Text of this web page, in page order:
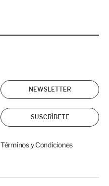
NEWSLETTER
SUSCRÍBETE
Términos y Condiciones